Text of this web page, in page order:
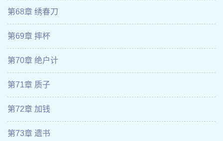
第68章 绣春刀
第69章 摔杯
第70章 绝户计
第71章 质子
第72章 加钱
第73章 遗书